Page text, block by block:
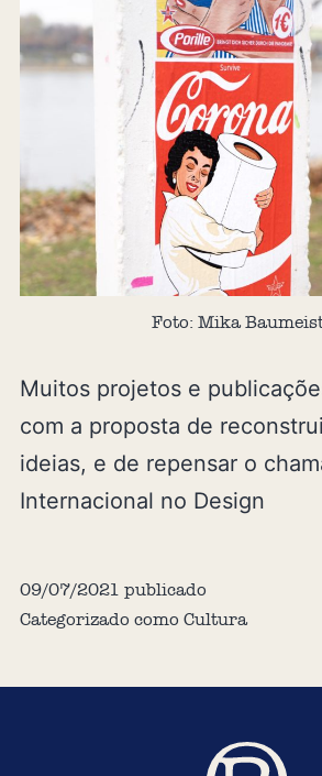
Foto: Mika
Muitos projetos e
com a proposta de
ideias, e de repensar o
Internacional no Design
09/07/2021 publicado
Categorizado como Cultura